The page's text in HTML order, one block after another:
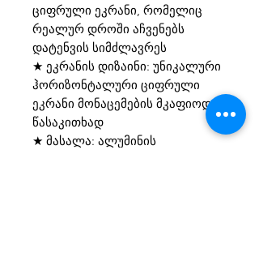
ციფრული ეკრანი, რომელიც
რეალურ დროში აჩვენებს
დატენვის სიმძლავრეს
★ ეკრანის დიზაინი: უნიკალური
ჰორიზონტალური ციფრული
ეკრანი მონაცემების მკაფიოდ
წასაკითხად
★ მასალა: ალუმინის